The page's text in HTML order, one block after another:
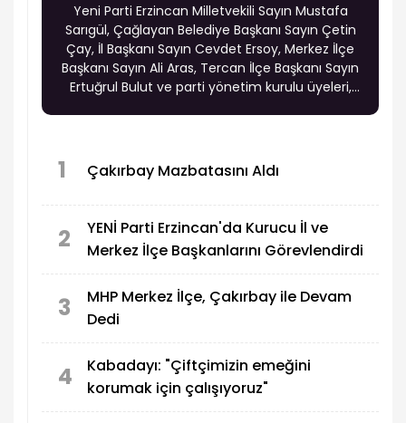
Yeni Parti Erzincan Milletvekili Sayın Mustafa
Sarıgül, Çağlayan Belediye Başkanı Sayın Çetin
Çay, İl Başkanı Sayın Cevdet Ersoy, Merkez İlçe
Başkanı Sayın Ali Aras, Tercan İlçe Başkanı Sayın
Ertuğrul Bulut ve parti yönetim kurulu üyeleri,
1 Çakırbay Mazbatasını Aldı
2
YENİ Parti Erzincan'da Kurucu İl ve
Merkez İlçe Başkanlarını Görevlendirdi
3
MHP Merkez İlçe, Çakırbay ile Devam
Dedi
4
Kabadayı: "Çiftçimizin emeğini
korumak için çalışıyoruz"